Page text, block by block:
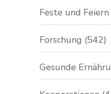
Feste und Feiern
Forschung (542)
Gesunde